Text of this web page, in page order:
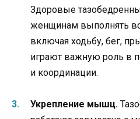
Здоровые
женщинам выполнять
включая ходьбу, бег,
играют важную роль в
и координации.
Укрепление мышц.